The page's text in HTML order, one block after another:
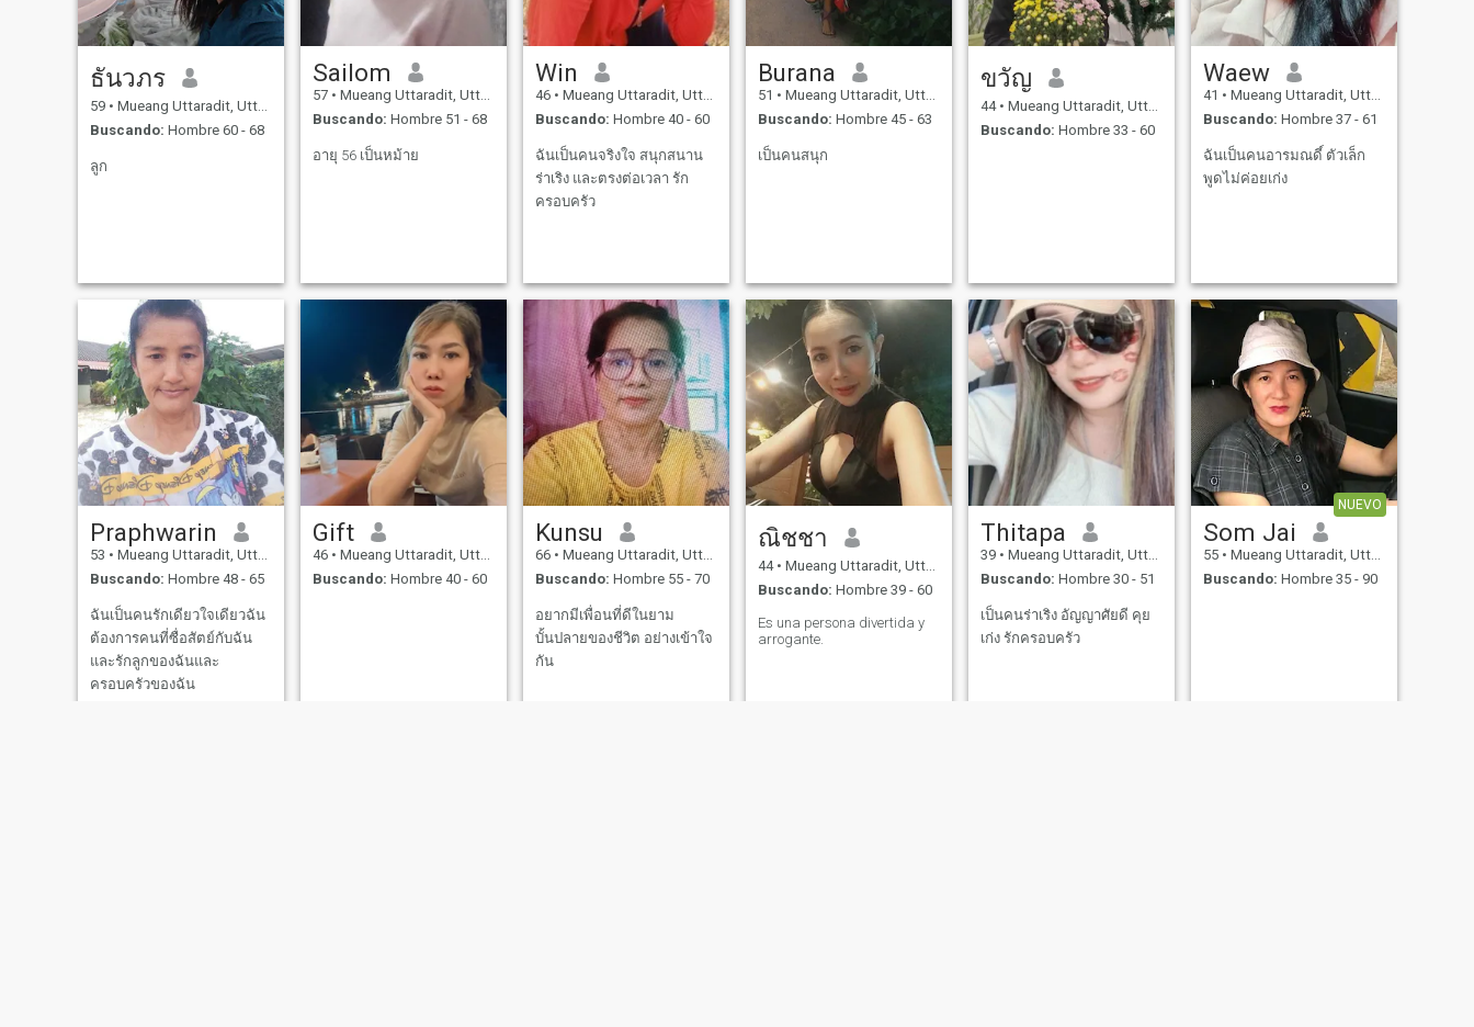
ธันวภร
59 • Mueang Uttaradit, Uttaradit, Tailandia
Buscando: Hombre 60 - 68
ลูก
Sailom
57 • Mueang Uttaradit, Uttaradit, Tailandia
Buscando: Hombre 51 - 68
อายุ 56 เป็นหม้าย
Win
46 • Mueang Uttaradit, Uttaradit, Tailandia
Buscando: Hombre 40 - 60
ฉันเป็นคนจริงใจ สนุกสนาน
ร่าเริง และตรงต่อเวลา รัก
ครอบครัว
Burana
51 • Mueang Uttaradit, Uttaradit, Tailandia
Buscando: Hombre 45 - 63
เป็นคนสนุก
ขวัญ
44 • Mueang Uttaradit, Uttaradit, Tailandia
Buscando: Hombre 33 - 60
Waew
41 • Mueang Uttaradit, Uttaradit, Tailandia
Buscando: Hombre 37 - 61
ฉันเป็นคนอารมณดี์ ตัวเล็ก
พูดไม่ค่อยเก่ง
Praphwarin
53 • Mueang Uttaradit, Uttaradit, Tailandia
Buscando: Hombre 48 - 65
ฉันเป็นคนรักเดียวใจเดียวฉัน
ต้องการคนที่ซื่อสัตย์กับฉัน
และรักลูกของฉันและ
ครอบครัวของฉัน
Gift
46 • Mueang Uttaradit, Uttaradit, Tailandia
Buscando: Hombre 40 - 60
Kunsu
66 • Mueang Uttaradit, Uttaradit, Tailandia
Buscando: Hombre 55 - 70
อยากมีเพื่อนที่ดีในยาม
บั้นปลายของชีวิต อย่างเข้าใจ
กัน
ณิชชา
44 • Mueang Uttaradit, Uttaradit, Tailandia
Buscando: Hombre 39 - 60
Es una persona divertida y
arrogante.
Thitapa
39 • Mueang Uttaradit, Uttaradit, Tailandia
Buscando: Hombre 30 - 51
เป็นคนร่าเริง อัญญาศัยดี คุย
เก่ง รักครอบครัว
NUEVO
Som Jai
55 • Mueang Uttaradit, Uttaradit, Tailandia
Buscando: Hombre 35 - 90